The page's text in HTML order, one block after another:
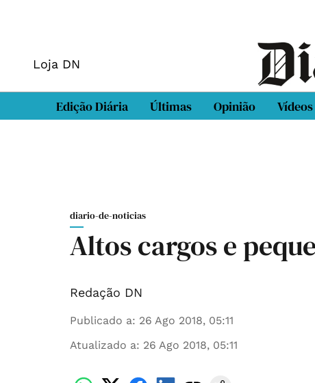
Loja DN
Edição Diária Últimas Opinião Vídeos
diario-de-noticias
Altos cargos e
Redação DN
Publicado a: 26 Ago 2018, 05:11
Atualizado a: 26 Ago 2018, 05:11